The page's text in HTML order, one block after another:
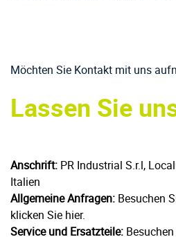
Möchten Sie Kontakt mit uns
Lassen Sie
Anschrift: PR Industrial S.r.l,
Italien
Allgemeine Anfragen: Besuchen
klicken Sie hier.
Service und Ersatzteile: